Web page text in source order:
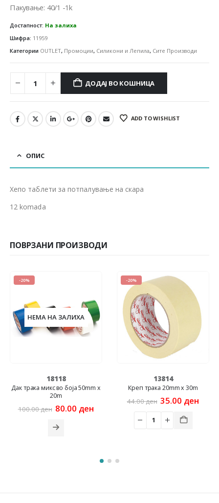
Пакување: 40/1 -1k
Достапност: На залиха
Шифра: 11959
Категории OUTLET, Промоции, Силикони и Лепила, Сите Производи
ДОДАЈ ВО КОШНИЦА
ADD TO WISHLIST
ОПИС
Хепо таблети за потпалување на скара
12 komada
ПОВРЗАНИ ПРОИЗВОДИ
-20%
НЕМА НА ЗАЛИХА
18118
Дак трака микс во боја 50mm x
20m
100.00ден Original
was:
100.00 ден.
80.00 ден
80.00 ден.
-20%
13814
Креп трака 20mm x 30m
44.00ден Original
was:
44.00 ден.
35.00 ден